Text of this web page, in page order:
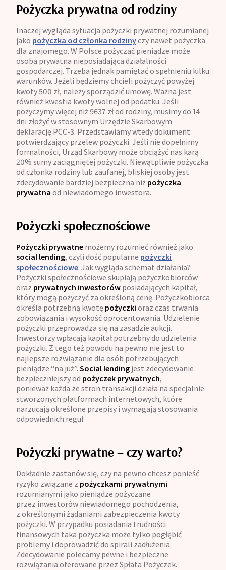
Pożyczka prywatna od rodziny
Inaczej wygląda sytuacja pożyczki prywatnej rozumianej
jako pożyczka od członka rodzinyczy nawet pożyczka
dla znajomego. W Polsce pożyczać pieniądze może
osoba prywatna nieposiadająca działalności
gospodarczej. Trzeba jednak pamiętać o spełnieniu kilku
warunków. Jeżeli będziemy chcieli pożyczyć powyżej
kwoty 500 zł, należy sporządzić umowę. Ważna jest
również kwestia kwoty wolnej od podatku. Jeśli
pożyczymy więcej niż 9637 zł od rodziny, musimy do 14
dni złożyć w stosownym Urzędzie Skarbowym
deklarację PCC-3. Przedstawiamy wtedy dokument
potwierdzający przelew pożyczki. Jeśli nie dopełnimy
formalności, Urząd Skarbowy może obciążyć nas karą
20% sumy zaciągniętej pożyczki. Niewątpliwie pożyczka
od członka rodziny lub zaufanej, bliskiej osoby jest
zdecydowanie bardziej bezpieczna niż pożyczka
prywatna od niewiadomego inwestora.
Pożyczki społecznościowe
Pożyczki prywatne możemy rozumieć również jako
social lending, czyli dość popularne pożyczki
społecznościowe. Jak wygląda schemat działania?
Pożyczki społecznościowe skupiają pożyczkobiorców
oraz prywatnych inwestorów posiadających kapitał,
który mogą pożyczyć za określoną cenę. Pożyczkobiorca
określa potrzebną kwotę pożyczki oraz czas trwania
zobowiązania i wysokość oprocentowania. Udzielenie
pożyczki przeprowadza się na zasadzie aukcji.
Inwestorzy wpłacają kapitał potrzebny do udzielenia
pożyczki. Z tego też powodu na pewno nie jest to
najlepsze rozwiązanie dla osób potrzebujących
pieniądze “na już”. Social lending jest zdecydowanie
bezpieczniejszy od pożyczek prywatnych,
ponieważ każda ze stron transakcji działa na specjalnie
stworzonych platformach internetowych, które
narzucają określone przepisy i wymagają stosowania
odpowiednich reguł.
Pożyczki prywatne – czy warto?
Dokładnie zastanów się, czy na pewno chcesz ponieść
ryzyko związane z pożyczkami prywatnymi
rozumianymi jako pieniądze pożyczane
przez inwestorów niewiadomego pochodzenia,
z określonymi żądaniami zabezpieczenia kwoty
pożyczki. W przypadku posiadania trudności
finansowych taka pożyczka może tylko pogłębić
problemy i doprowadzić do spirali zadłużenia.
Zdecydowanie polecamy pewne i bezpieczne
rozwiązania oferowane przez Spłata Pożyczek.